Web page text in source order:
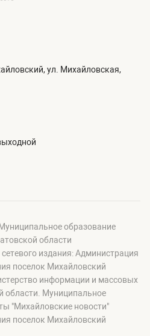
ул. Михайловская,
образование
области
издания: Администрация
поселок Михайловский
информации и массовых
области. Муниципальное
"Михайловские новости"
поселок Михайловский